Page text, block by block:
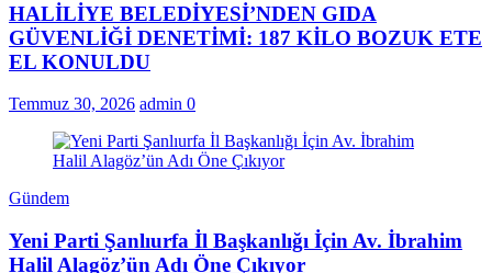
HALİLİYE BELEDİYESİ’NDEN GIDA
GÜVENLİĞİ DENETİMİ: 187 KİLO BOZUK ETE
EL KONULDU
Temmuz 30, 2026 admin 0
Gündem
Yeni Parti Şanlıurfa İl Başkanlığı İçin Av. İbrahim
Halil Alagöz’ün Adı Öne Çıkıyor